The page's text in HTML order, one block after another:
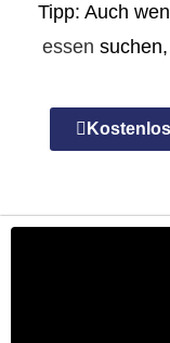
Tipp: Auch
essen